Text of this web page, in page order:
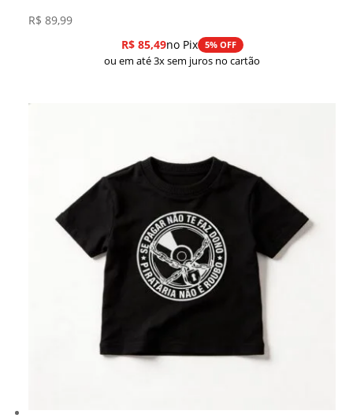
R$ 89,99
R$85,49no Pix 5% OFF
ou em até 3x sem juros no cartão